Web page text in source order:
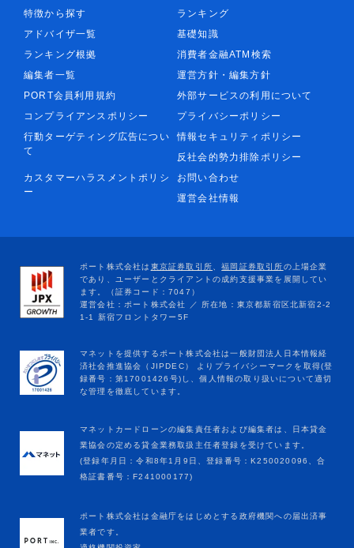
特徴から探す
ランキング
アドバイザ一覧
基礎知識
ランキング根拠
消費者金融ATM検索
編集者一覧
運営方針・編集方針
PORT会員利用規約
外部サービスの利用について
コンプライアンスポリシー
プライバシーポリシー
行動ターゲティング広告につい
て
情報セキュリティポリシー
反社会的勢力排除ポリシー
カスタマーハラスメントポリシ
ー
お問い合わせ
運営会社情報
マネットカードローンの編集責任者および編集者は、日本貸金
業協会の定める貸金業務取扱主任者登録を受けています。
(登録年月日：令和8年1月9日、登録番号：K250020096、合
格証書番号：F241000177)
ポート株式会社は金融庁をはじめとする政府機関への届出済事
業者です。